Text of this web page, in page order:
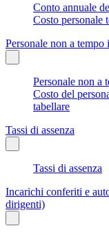
Conto annuale
Costo personale
Personale non a tempo
Personale non a
Costo del
tabellare
Tassi di assenza
Tassi di assenza
Incarichi conferiti e
dirigenti)